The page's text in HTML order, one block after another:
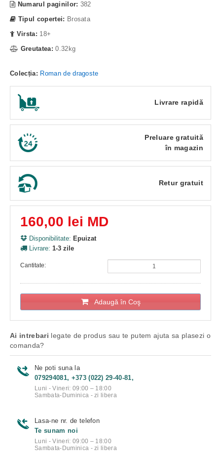
Numarul paginilor: 382
Tipul copertei: Brosata
Virsta: 18+
Greutatea: 0.32kg
Colecția: Roman de dragoste
Livrare rapidă
Preluare gratuită
în magazin
Retur gratuit
160,00 lei MD
Disponibilitate: Epuizat
Livrare: 1-3 zile
Cantitate:
Adaugă în Coş
Ai intrebari legate de produs sau te putem ajuta sa plasezi o
comanda?
Ne poti suna la
079294081, +373 (022) 29-40-81,
Luni - Vineri: 09:00 – 18:00
Sambata-Duminica - zi libera
Lasa-ne nr. de telefon
Te sunam noi
Luni - Vineri: 09:00 – 18:00
Sambata-Duminica - zi libera